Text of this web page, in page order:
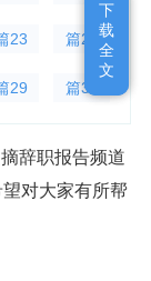
23 篇24
29 篇30
辞职报告频道
对大家有所帮
下
载
全
文
下
载
全
文